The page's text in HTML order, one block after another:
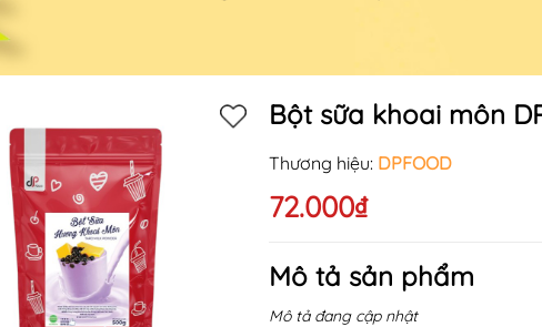
Bột sữa khoai môn
Thương hiệu: DPFOOD
72.000₫
Mô tả sản phẩm
Mô tả đang cập nhật